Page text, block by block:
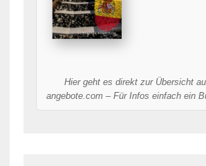
Hier geht es direkt zur Übersicht
angebote.com – Für Infos einfach ein